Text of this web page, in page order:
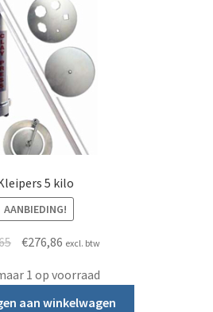
5 kilo
AANBIEDING!
Oorspronkelijke prijs was: €301,65.
€276,86Huidige prijs is: €276,86.
excl. btw
1 op voorraad
aan winkelwagen